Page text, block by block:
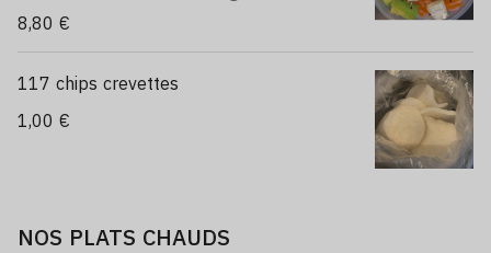
8,80 €
117 chips crevettes
1,00 €
NOS PLATS CHAUDS